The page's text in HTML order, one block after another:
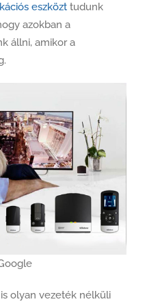
eszközttudunk
azokban a
állni, amikor a
olyan vezeték nélküli